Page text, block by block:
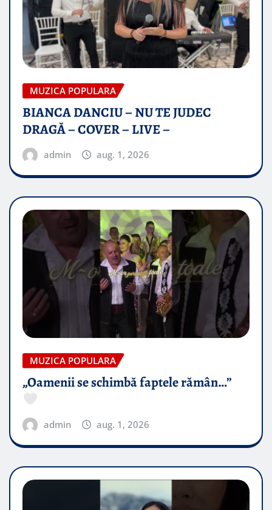
MUZICA POPULARA
BIANCA DANCIU – NU TE JUDEC
DRAGĂ – COVER – LIVE –
admin aug. 1, 2026
MUZICA POPULARA
„Oamenii se schimbă faptele rămân…”
admin aug. 1, 2026